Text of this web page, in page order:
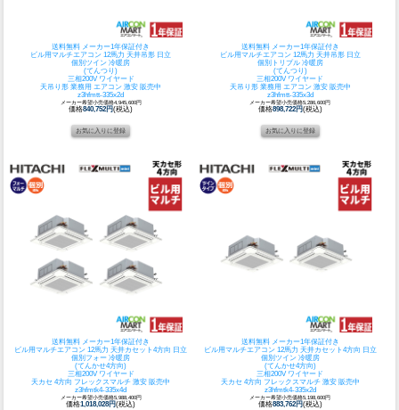
送料無料 メーカー1年保証付き
ビル用マルチエアコン 12馬力 天井吊形 日立
個別ツイン 冷暖房
(てんつり)
三相200V ワイヤード
天吊り形 業務用 エアコン 激安 販売中
z3hfmtt-335x2d
メーカー希望小売価格4,945,600円
価格840,752円(税込)
送料無料 メーカー1年保証付き
ビル用マルチエアコン 12馬力 天井吊形 日立
個別トリプル 冷暖房
(てんつり)
三相200V ワイヤード
天吊り形 業務用 エアコン 激安 販売中
z3hfmtt-335x3d
メーカー希望小売価格5,286,600円
価格898,722円(税込)
送料無料 メーカー1年保証付き
ビル用マルチエアコン 12馬力 天井カセット4方向 日立
個別フォー 冷暖房
(てんかせ4方向)
三相200V ワイヤード
天カセ 4方向 フレックスマルチ 激安 販売中
z3hfmtk4-335x4d
メーカー希望小売価格5,988,400円
価格1,018,028円(税込)
送料無料 メーカー1年保証付き
ビル用マルチエアコン 12馬力 天井カセット4方向 日立
個別ツイン 冷暖房
(てんかせ4方向)
三相200V ワイヤード
天カセ 4方向 フレックスマルチ 激安 販売中
z3hfmtk4-335x2d
メーカー希望小売価格5,198,600円
価格883,762円(税込)